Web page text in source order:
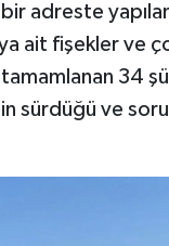
bir adreste
ait fişekler ve
34
sürdüğü ve